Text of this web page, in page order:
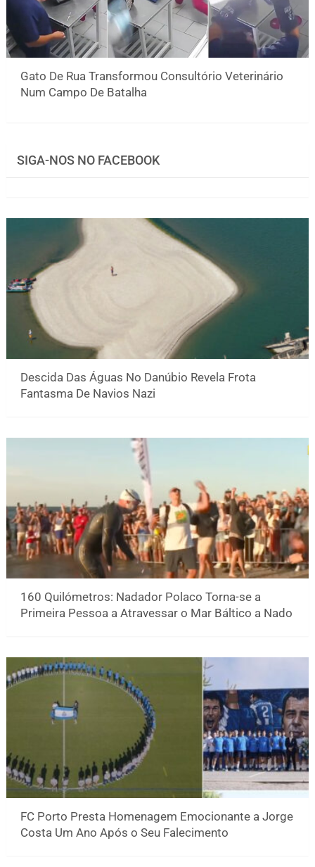
Gato De Rua Transformou Consultório Veterinário
Num Campo De Batalha
SIGA-NOS NO FACEBOOK
Descida Das Águas No Danúbio Revela Frota
Fantasma De Navios Nazi
160 Quilómetros: Nadador Polaco Torna-se a
Primeira Pessoa a Atravessar o Mar Báltico a Nado
FC Porto Presta Homenagem Emocionante a Jorge
Costa Um Ano Após o Seu Falecimento